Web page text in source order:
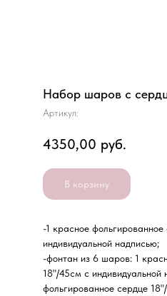
Набор шаров с
Артикул:
4350,00 руб.
В корзину
-1 красное
индивидуальной надписью;
-фонтан из 6 шаров: 1
18"/45см с индивидуальной
фольгированное сердце